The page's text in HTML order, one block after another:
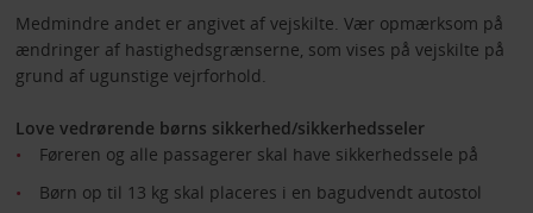
Medmindre andet er angivet af vejskilte. Vær opmærksom på
ændringer af hastighedsgrænserne, som vises på vejskilte på
grund af ugunstige vejrforhold.
Love vedrørende børns sikkerhed/sikkerhedsseler
Føreren og alle passagerer skal have sikkerhedssele på
Børn op til 13 kg skal placeres i en bagudvendt autostol